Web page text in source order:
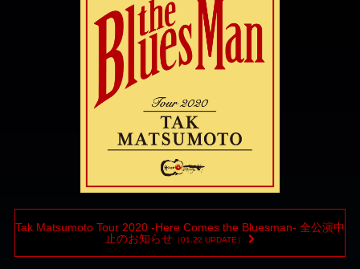
Tak Matsumoto Tour 2020 -Here Comes the Bluesman- 全公演中
止のお知らせ（01.22 UPDATE）